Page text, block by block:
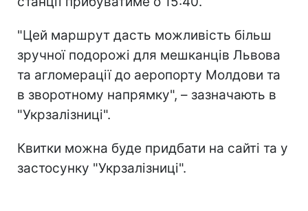
"Цей маршрут дасть можливість більш
зручної подорожі для мешканців Львова
та агломерації до аеропорту Молдови та
в зворотному напрямку", – зазначають в
"Укрзалізниці".
Квитки можна буде придбати на сайті та у
застосунку "Укрзалізниці".